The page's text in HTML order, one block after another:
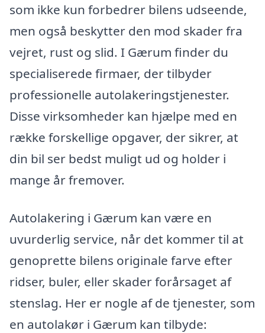
som ikke kun forbedrer bilens udseende,
men også beskytter den mod skader fra
vejret, rust og slid. I Gærum finder du
specialiserede firmaer, der tilbyder
professionelle autolakeringstjenester.
Disse virksomheder kan hjælpe med en
række forskellige opgaver, der sikrer, at
din bil ser bedst muligt ud og holder i
mange år fremover.
Autolakering i Gærum kan være en
uvurderlig service, når det kommer til at
genoprette bilens originale farve efter
ridser, buler, eller skader forårsaget af
stenslag. Her er nogle af de tjenester, som
en autolakør i Gærum kan tilbyde: